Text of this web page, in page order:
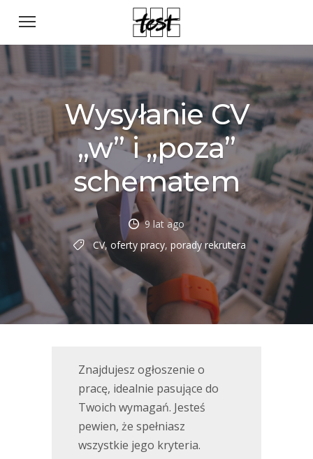
Wysyłanie CV
„w” i „poza”
schematem
9 lat ago
CV, oferty pracy, porady rekrutera
Znajdujesz ogłoszenie o
pracę, idealnie pasujące do
Twoich wymagań. Jesteś
pewien, że spełniasz
wszystkie jego kryteria.